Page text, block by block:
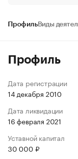
ПрофильВиды
Профиль
Дата регистрации
14 декабря 2010
Дата ликвидации
16 февраля 2021
Уставной капитал
30 000 ₽